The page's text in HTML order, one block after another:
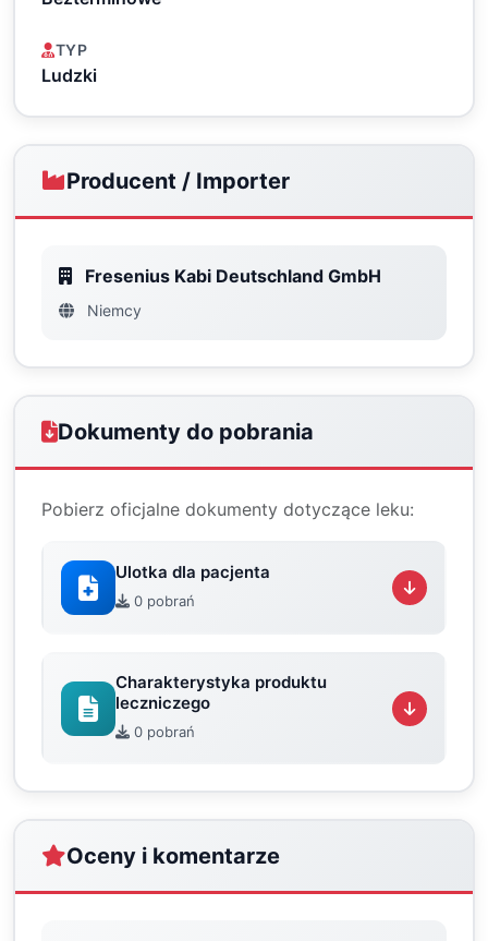
TYP
Ludzki
Producent / Importer
Fresenius Kabi Deutschland GmbH
Niemcy
Dokumenty do pobrania
Pobierz oficjalne dokumenty dotyczące leku:
Ulotka dla pacjenta
0 pobrań
Charakterystyka produktu
leczniczego
0 pobrań
Oceny i komentarze